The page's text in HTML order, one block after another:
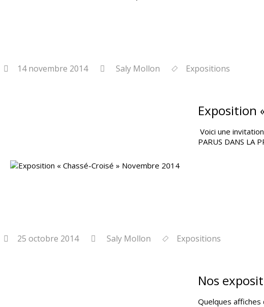
14 novembre 2014 Saly Mollon Expositions
Exposition
Voici une
PARUS DANS LA
25 octobre 2014 Saly Mollon Expositions
Nos
Quelques